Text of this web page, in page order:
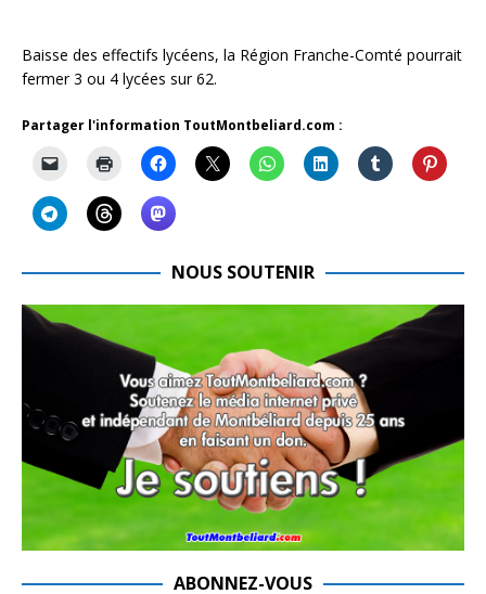
Baisse des effectifs lycéens, la Région Franche-Comté pourrait
fermer 3 ou 4 lycées sur 62.
Partager l'information ToutMontbeliard.com :
NOUS SOUTENIR
ABONNEZ-VOUS